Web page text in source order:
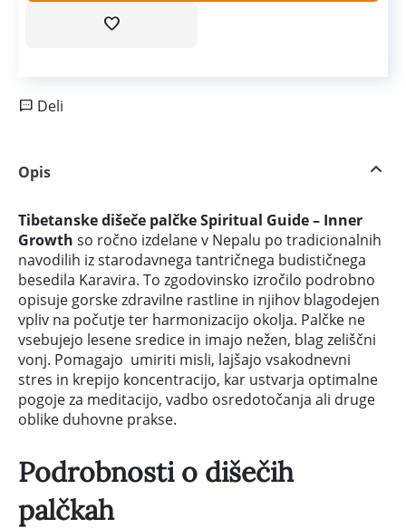
Deli
Opis
Tibetanske dišeče palčke Spiritual Guide – Inner
Growth so ročno izdelane v Nepalu po tradicionalnih
navodilih iz starodavnega tantričnega budističnega
besedila Karavira. To zgodovinsko izročilo podrobno
opisuje gorske zdravilne rastline in njihov blagodejen
vpliv na počutje ter harmonizacijo okolja. Palčke ne
vsebujejo lesene sredice in imajo nežen, blag zeliščni
vonj. Pomagajo umiriti misli, lajšajo vsakodnevni
stres in krepijo koncentracijo, kar ustvarja optimalne
pogoje za meditacijo, vadbo osredotočanja ali druge
oblike duhovne prakse.
Podrobnosti o dišečih
palčkah